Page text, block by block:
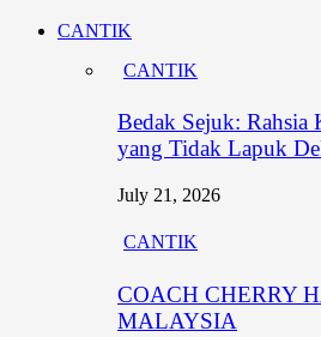
CANTIK
CANTIK
Bedak Sejuk: Rahsia
yang Tidak Lapuk
July 21, 2026
CANTIK
COACH CHERRY
MALAYSIA